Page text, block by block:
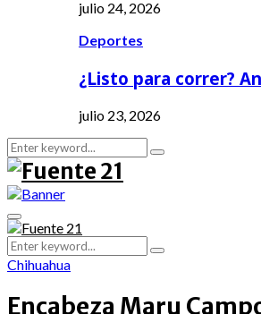
julio 24, 2026
Deportes
¿Listo para correr?
julio 23, 2026
Search
for:
Search
Primary
Menu
Search
for:
Search
Chihuahua
Encabeza Maru